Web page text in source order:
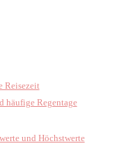
Reisezeit
häufige Regentage
und Höchstwerte